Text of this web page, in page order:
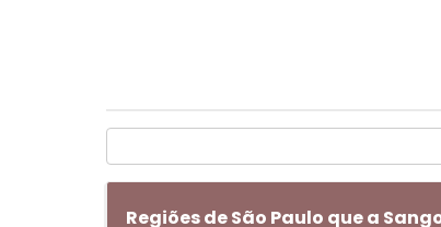
Regiões de São Paulo que a